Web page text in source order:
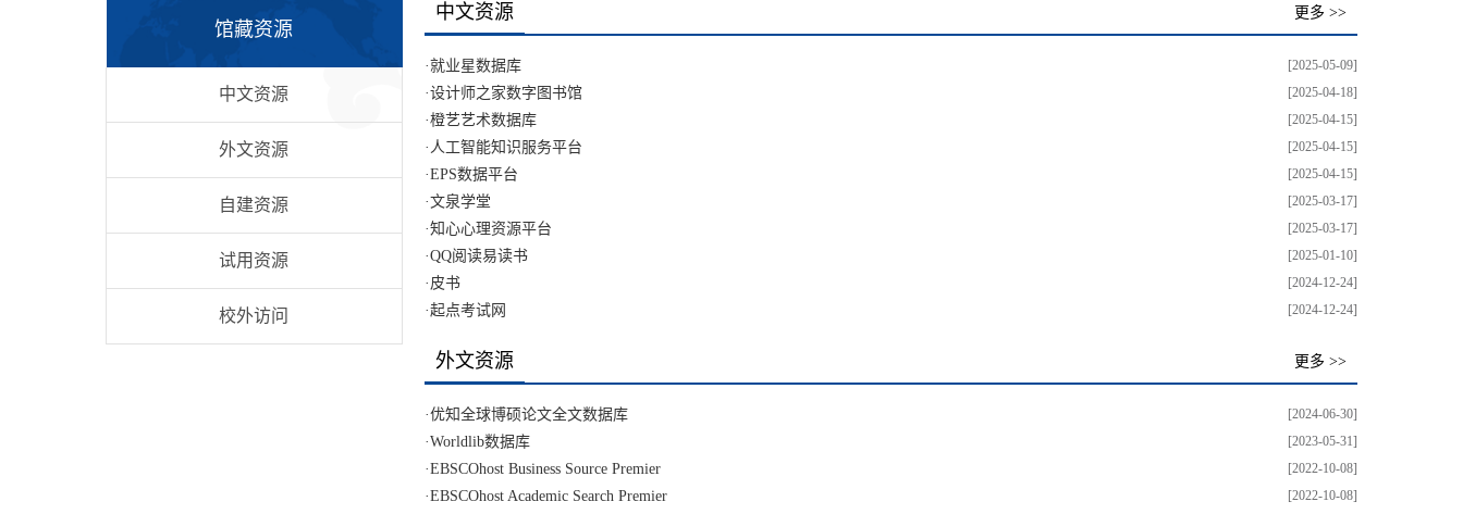
馆藏资源
中文资源
外文资源
自建资源
试用资源
校外访问
中文资源 更多 >>
[2025-05-09]
·就业星数据库
[2025-04-18]
·设计师之家数字图书馆
[2025-04-15]
·橙艺艺术数据库
[2025-04-15]
· 人工智能知识服务平台
[2025-04-15]
·EPS数据平台
[2025-03-17]
·文泉学堂
[2025-03-17]
·知心心理资源平台
[2025-01-10]
·QQ阅读易读书
[2024-12-24]
· 皮书
[2024-12-24]
·起点考试网
外文资源 更多 >>
[2024-06-30]
·优知全球博硕论文全文数据库
[2023-05-31]
·Worldlib数据库
[2022-10-08]
·EBSCOhost Business Source Premier
[2022-10-08]
·EBSCOhost Academic Search Premier